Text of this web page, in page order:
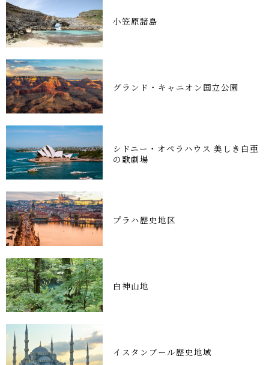
小笠原諸島
グランド・キャニオン国立公園
シドニー・オペラハウス 美しき白亜
の歌劇場
プラハ歴史地区
白神山地
イスタンブール歴史地域